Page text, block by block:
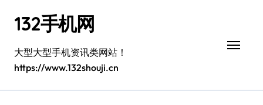
132手机网
大型大型手机资讯类网站！
https://www.132shouji.cn